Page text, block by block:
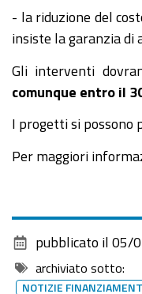
- la riduzione del
insiste la garanzia di
Gli interventi
comunque entro il
I progetti si possono
Per maggiori
pubblicato il 05/
archiviato sotto:
NOTIZIE